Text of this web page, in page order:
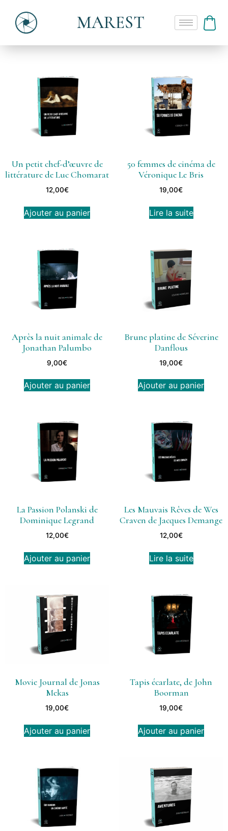
MAREST
Un petit chef-d’œuvre de
littérature de Luc Chomarat
12,00€
Ajouter au panier
50 femmes de cinéma de
Véronique Le Bris
19,00€
Lire la suite
Après la nuit animale de
Jonathan Palumbo
9,00€
Ajouter au panier
Brune platine de Séverine
Danflous
19,00€
Ajouter au panier
La Passion Polanski de
Dominique Legrand
12,00€
Ajouter au panier
Les Mauvais Rêves de Wes
Craven de Jacques Demange
12,00€
Lire la suite
Movie Journal de Jonas
Mekas
19,00€
Ajouter au panier
Tapis écarlate, de John
Boorman
19,00€
Ajouter au panier